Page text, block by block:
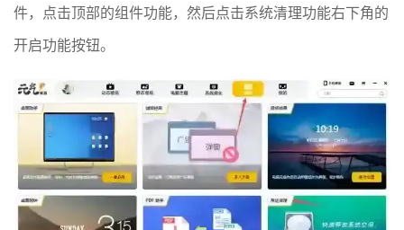
件，点击顶部的组件功能，然后点击系统清理功能右下角的
开启功能按钮。